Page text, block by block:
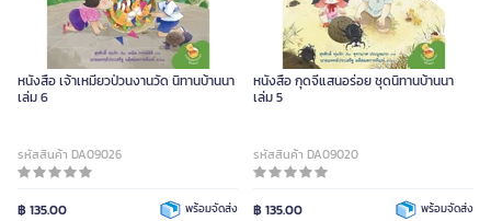
หนังสือ เจ้าเหมียวป่วนงานวัด นิทานบ้านนา
เล่ม 6
รหัสสินค้า DA09026
฿ 135.00 พร้อมจัดส่ง
หนังสือ กุดจี่แสนอร่อย ชุดนิทานบ้านนา
เล่ม 5
รหัสสินค้า DA09020
฿ 135.00 พร้อมจัดส่ง